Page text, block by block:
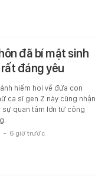
đã bí mật sinh
đáng yêu
hiếm hoi về đứa con
ca sĩ gen Z này cũng nhận
sự quan tâm lớn từ công
- 6 giờ trước